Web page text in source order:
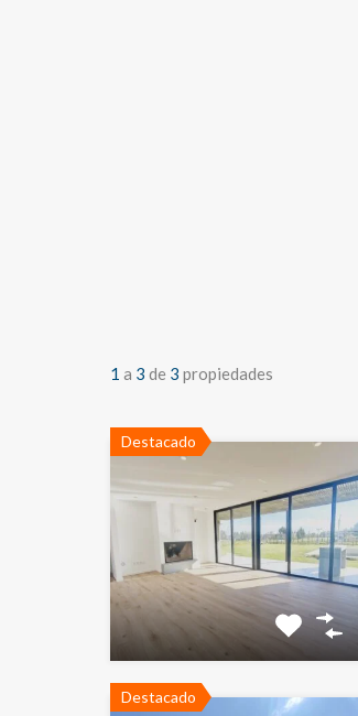
1 a 3 de 3 propiedades
Destacado
Destacado